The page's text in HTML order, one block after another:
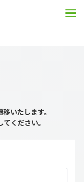
いたします。
ください。